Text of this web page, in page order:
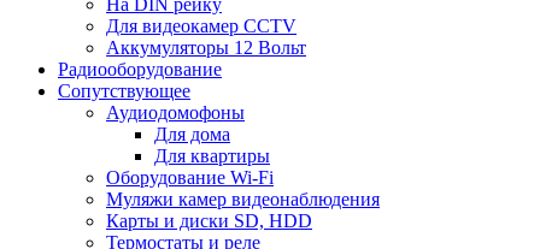
На DIN рейку
Для видеокамер CCTV
Аккумуляторы 12 Вольт
Радиооборудование
Сопутствующее
Аудиодомофоны
Для дома
Для квартиры
Оборудование Wi-Fi
Муляжи камер видеонаблюдения
Карты и диски SD, HDD
Термостаты и реле